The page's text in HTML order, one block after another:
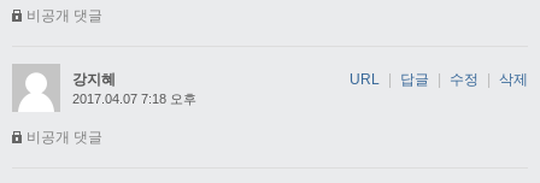
비공개 댓글
강지혜
2017.04.07 7:18 오후
비공개 댓글
URL 답글 수정 삭제